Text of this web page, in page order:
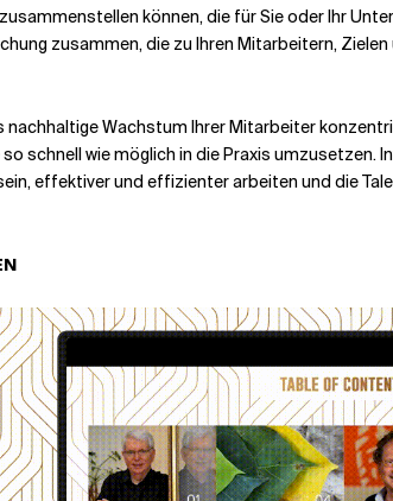
können, die für Sie oder Ihr
zusammen, die zu Ihren Mitarbeitern,
Wachstum Ihrer Mitarbeiter
schnell wie möglich in die Praxis umzusetzen.
effektiver und effizienter arbeiten und die